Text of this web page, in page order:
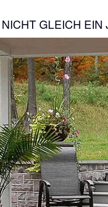
GLEICH EIN